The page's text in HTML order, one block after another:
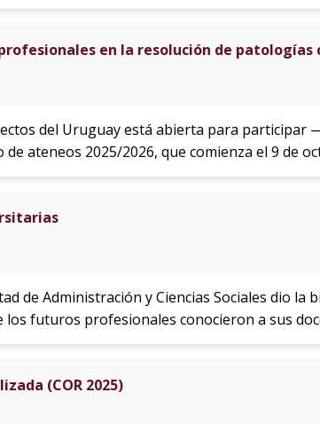
en la resolución de patologías
del Uruguay está abierta para
ateneos 2025/2026, que comienza el 9 de
de Administración y Ciencias Sociales dio la
futuros profesionales conocieron a sus
(COR 2025)